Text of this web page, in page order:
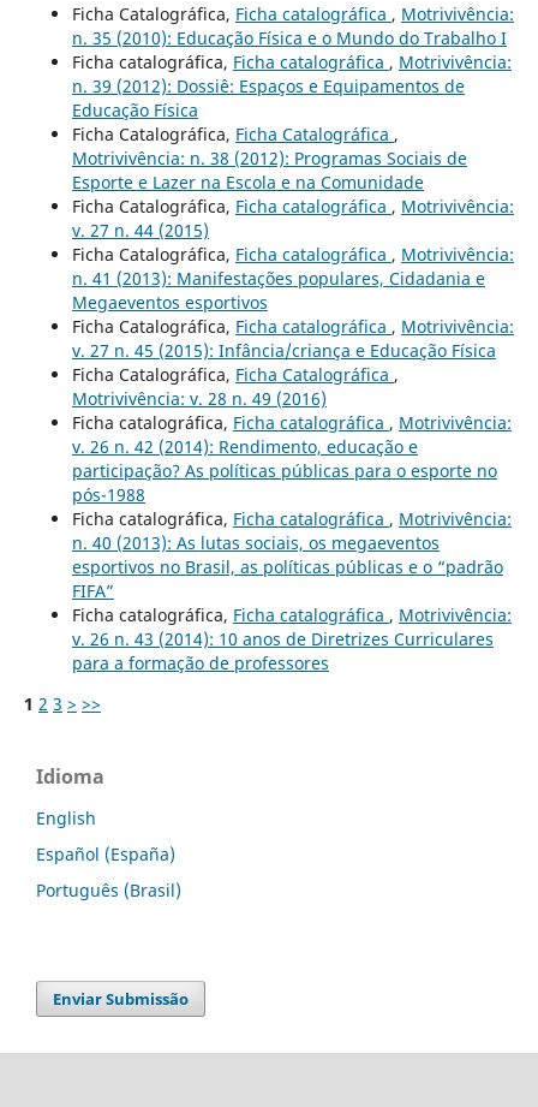
Ficha Catalográfica, Ficha catalográfica , Motrivivência:
n. 35 (2010): Educação Física e o Mundo do Trabalho I
Ficha catalográfica, Ficha catalográfica , Motrivivência:
n. 39 (2012): Dossiê: Espaços e Equipamentos de
Educação Física
Ficha Catalográfica, Ficha Catalográfica ,
Motrivivência: n. 38 (2012): Programas Sociais de
Esporte e Lazer na Escola e na Comunidade
Ficha Catalográfica, Ficha catalográfica , Motrivivência:
v. 27 n. 44 (2015)
Ficha Catalográfica, Ficha catalográfica , Motrivivência:
n. 41 (2013): Manifestações populares, Cidadania e
Megaeventos esportivos
Ficha Catalográfica, Ficha catalográfica , Motrivivência:
v. 27 n. 45 (2015): Infância/criança e Educação Física
Ficha Catalográfica, Ficha Catalográfica ,
Motrivivência: v. 28 n. 49 (2016)
Ficha catalográfica, Ficha catalográfica , Motrivivência:
v. 26 n. 42 (2014): Rendimento, educação e
participação? As políticas públicas para o esporte no
pós-1988
Ficha catalográfica, Ficha catalográfica , Motrivivência:
n. 40 (2013): As lutas sociais, os megaeventos
esportivos no Brasil, as políticas públicas e o “padrão
FIFA”
Ficha catalográfica, Ficha catalográfica , Motrivivência:
v. 26 n. 43 (2014): 10 anos de Diretrizes Curriculares
para a formação de professores
1 2 3 > >>
Idioma
English
Español (España)
Português (Brasil)
Enviar Submissão